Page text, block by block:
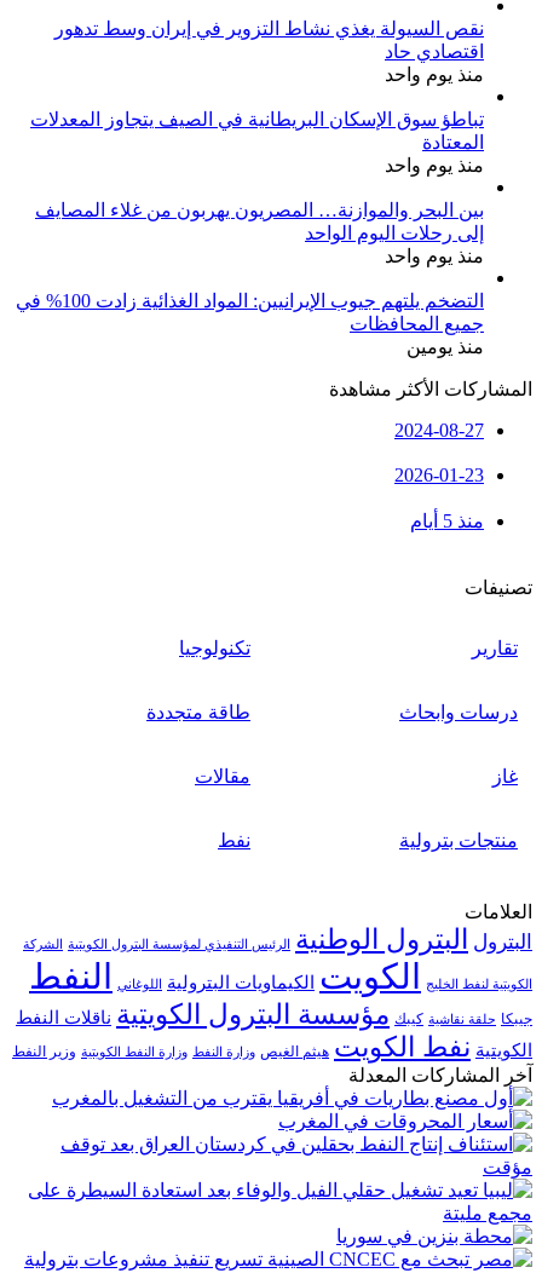
نقص السيولة يغذي نشاط التزوير في إيران وسط تدهور
اقتصادي حاد
منذ يوم واحد
تباطؤ سوق الإسكان البريطانية في الصيف يتجاوز المعدلات
المعتادة
منذ يوم واحد
بين البحر والموازنة… المصريون يهربون من غلاء المصايف
إلى رحلات اليوم الواحد
منذ يوم واحد
التضخم يلتهم جيوب الإيرانيين: المواد الغذائية زادت 100% في
جميع المحافظات
منذ يومين
المشاركات الأكثر مشاهدة
2024-08-27
2026-01-23
منذ 5 أيام
تصنيفات
تقارير تكنولوجيا
درسات وابحاث طاقة متجددة
غاز مقالات
منتجات بترولية نفط
العلامات
البترول البترول الوطنية الرئيس التنفيذي لمؤسسة البترول الكويتية الشركة
الكويتية لنفط الخليج الكويت الكيماويات البترولية اللوغاني النفط
جيبكا حلقة نقاشية كيبك مؤسسة البترول الكويتية ناقلات النفط
الكويتية نفط الكويت هيثم الغيص وزارة النفط وزارة النفط الكويتية وزير النفط
آخر المشاركات المعدلة